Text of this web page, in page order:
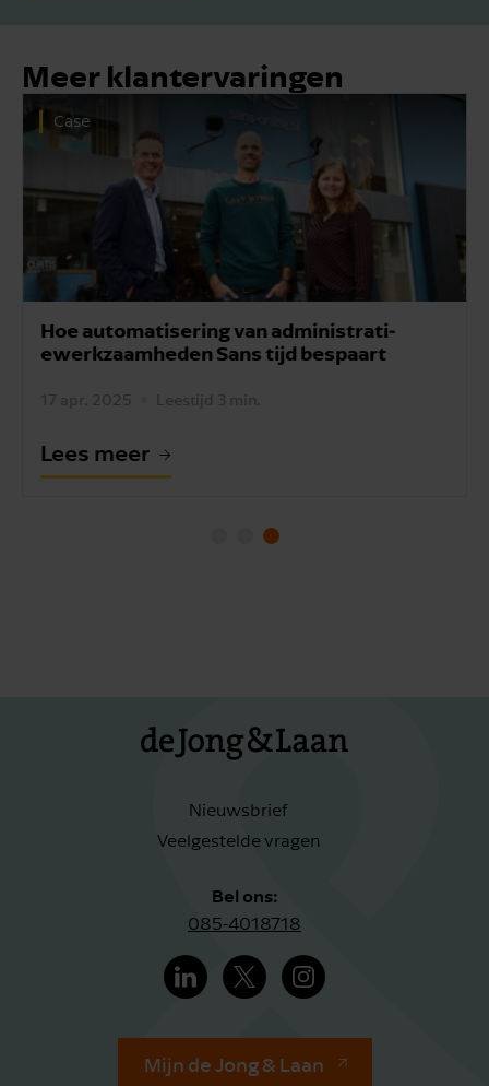
Meer klantervaringen
Case
Hoe automatisering van admini­strati­
ewerk­zaam­heden Sans tijd bespaart
17 apr. 2025 Leestijd 3 min.
Lees meer
Nieuwsbrief
Veelgestelde vragen
Bel ons:
085-4018718
Mijn de Jong & Laan